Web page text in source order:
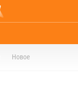
Новое